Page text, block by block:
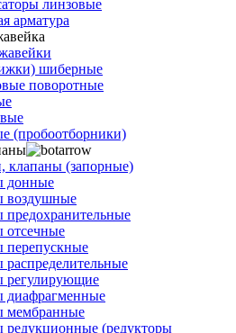
линзовые
арматура
шиберные
поворотные
(пробоотборники)
клапаны (запорные)
донные
воздушные
предохранительные
отсечные
перепускные
регулирующие
диафрагменные
мембранные
редукционные (редукторы